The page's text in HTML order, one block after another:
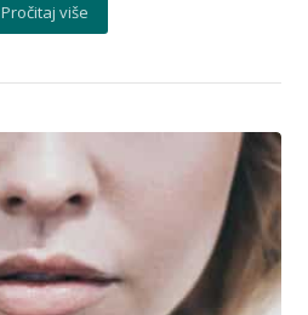
Pročitaj više